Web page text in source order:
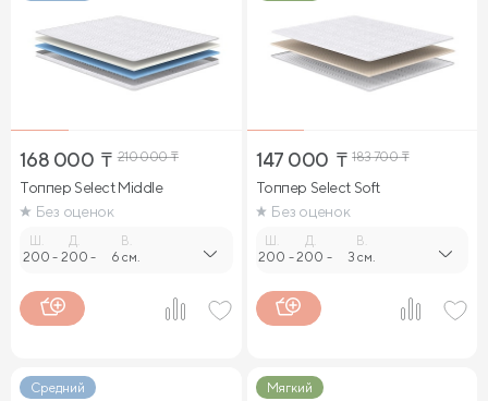
168 000 ₸ 210 000₸
Топпер Select Middle
Без оценок
200 -
Д.
200 -
В.
6 см.
147 000 ₸ 183 700₸
Топпер Select Soft
Без оценок
200 -
Д.
200 -
В.
3 см.
Средний Мягкий